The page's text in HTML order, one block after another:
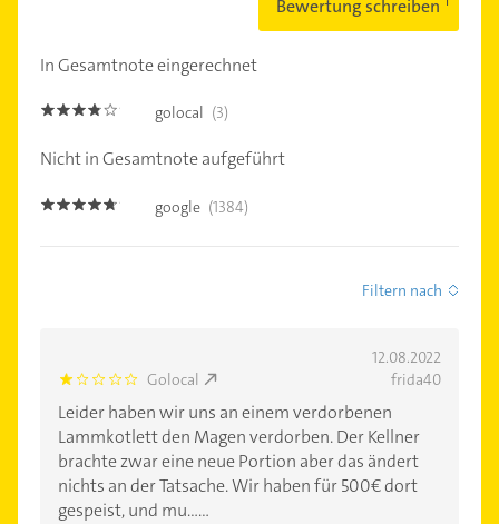
Bewertung schreiben
In Gesamtnote eingerechnet
3.7 golocal (3)
Nicht in Gesamtnote aufgeführt
4.6 google (1384)
Filtern nach
12.08.2022
1.0 Golocal frida40
Leider haben wir uns an einem verdorbenen
Lammkotlett den Magen verdorben. Der Kellner
brachte zwar eine neue Portion aber das ändert
nichts an der Tatsache. Wir haben für 500€ dort
gespeist, und mu......